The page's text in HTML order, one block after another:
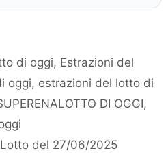
di oggi, Estrazioni del
oggi, estrazioni del lotto di
DI OGGI,
del 27/06/2025